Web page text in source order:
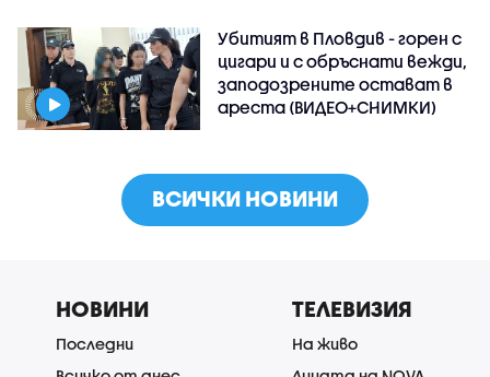
Убитият в Пловдив - горен с
цигари и с обръснати вежди,
заподозрените остават в
ареста (ВИДЕО+СНИМКИ)
ВСИЧКИ НОВИНИ
НОВИНИ
Последни
ТЕЛЕВИЗИЯ
На живо